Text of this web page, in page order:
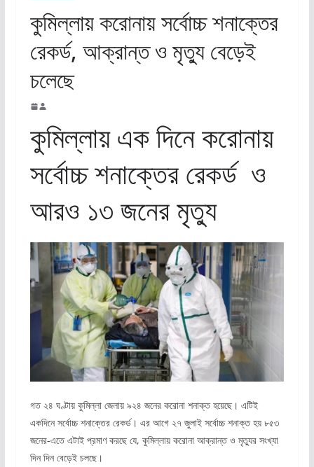
কুমিল্লায় করোনায় সর্বোচ্চ শনাক্তের
রেকর্ড, আক্রান্ত ও মৃত্যু বেড়েই
চলেছে
কুমিল্লায় এক দিনে করোনায়
সর্বোচ্চ শনাক্তের রেকর্ড ও
আরও ১৩ জনের মৃত্যু
গত ২৪ ঘণ্টায় কুমিল্লা জেলায় ৯২৪ জনের করোনা শনাক্ত হয়েছে। এটিই
একদিনে সর্বোচ্চ শনাক্তের রেকর্ড। এর আগে ২৭ জুলাই সর্বোচ্চ শনাক্ত হয় ৮৫৩
জনের-এতে এটাই প্রমাণ করছে যে, কুমিল্লায় করোনা আক্রান্ত ও মৃত্যুর সংখ্যা
দিন দিন বেড়েই চলছে।